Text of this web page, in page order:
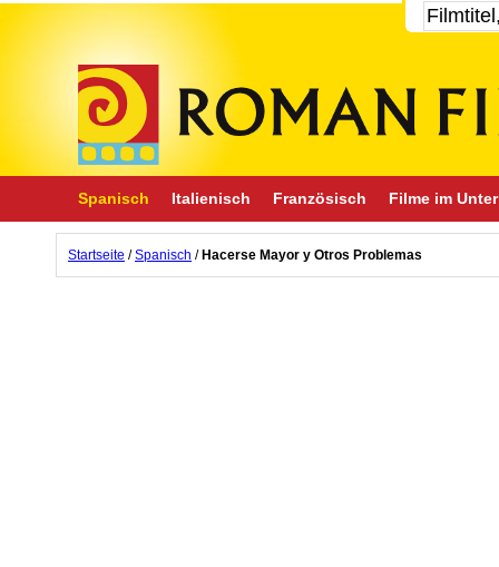
Spanisch Italienisch Französisch Filme im
Startseite /Spanisch / Hacerse Mayor y Otros Problemas